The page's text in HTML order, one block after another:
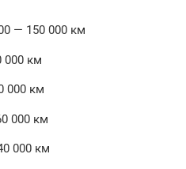
— 150 000 км
000 км
000 км
000 км
000 км